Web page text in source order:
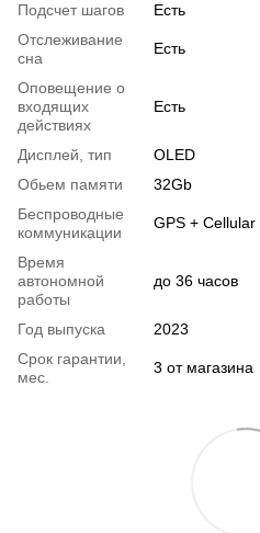
Подсчет шагов
Есть
Отслеживание
сна
Есть
Оповещение о
входящих
действиях
Есть
Дисплей, тип
OLED
Обьем памяти
32Gb
Беспроводные
коммуникации
GPS + Cellular
Время
автономной
работы
до 36 часов
Год выпуска
2023
Срок гарантии,
мес.
3 от магазина